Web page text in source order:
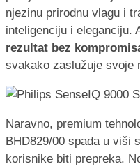
njezinu prirodnu vlagu i
inteligenciju i eleganciju.
rezultat bez
svakako zaslužuje svoje
Naravno, premium
BHD829/00 spada u viši
korisnike biti prepreka.